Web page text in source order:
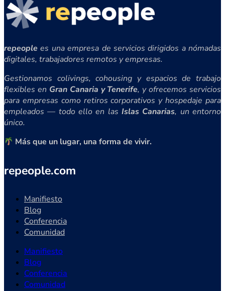
repeople es una empresa de servicios dirigidos a nómadas
digitales, trabajadores remotos y empresas.
Gestionamos colivings, cohousing y espacios de trabajo
flexibles en Gran Canaria y Tenerife, y ofrecemos servicios
para empresas como retiros corporativos y hospedaje para
empleados — todo ello en las Islas Canarias, un entorno
único.
Más que un lugar, una forma de vivir.
repeople.com
Manifiesto
Blog
Conferencia
Comunidad
Manifiesto
Blog
Conferencia
Comunidad